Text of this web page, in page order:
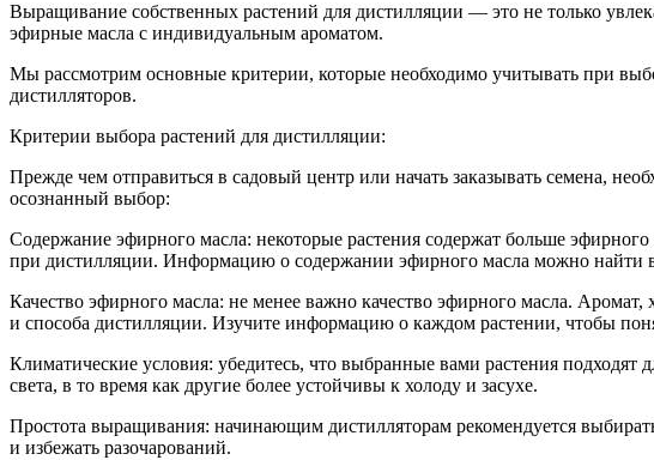
Выращивание собственных растений для дистилляции — это не только
эфирные масла с индивидуальным ароматом.
Мы рассмотрим основные критерии, которые необходимо учитывать при
дистилляторов.
Критерии выбора растений для дистилляции:
Прежде чем отправиться в садовый центр или начать заказывать семена,
осознанный выбор:
Содержание эфирного масла: некоторые растения содержат больше
при дистилляции. Информацию о содержании эфирного масла можно найти
Качество эфирного масла: не менее важно качество эфирного масла. Аромат,
и способа дистилляции. Изучите информацию о каждом растении, чтобы
Климатические условия: убедитесь, что выбранные вами растения подходят
света, в то время как другие более устойчивы к холоду и засухе.
Простота выращивания: начинающим дистилляторам рекомендуется
и избежать разочарований.